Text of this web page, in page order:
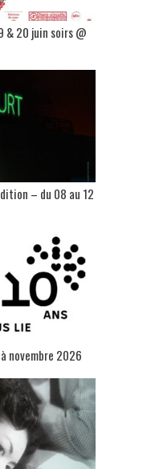
& 20 juin soirs @
– du 08 au 12
novembre 2026